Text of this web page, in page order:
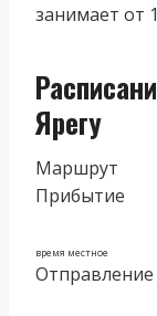
занимает от
Ярегу
Маршрут
Прибытие
время местное
Отправление